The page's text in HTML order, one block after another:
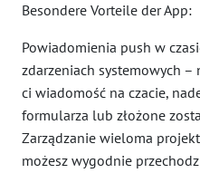
Besondere Vorteile der App:
Powiadomienia push w
zdarzeniach systemowych –
ci wiadomość na czacie,
formularza lub złożone
Zarządzanie wieloma
możesz wygodnie